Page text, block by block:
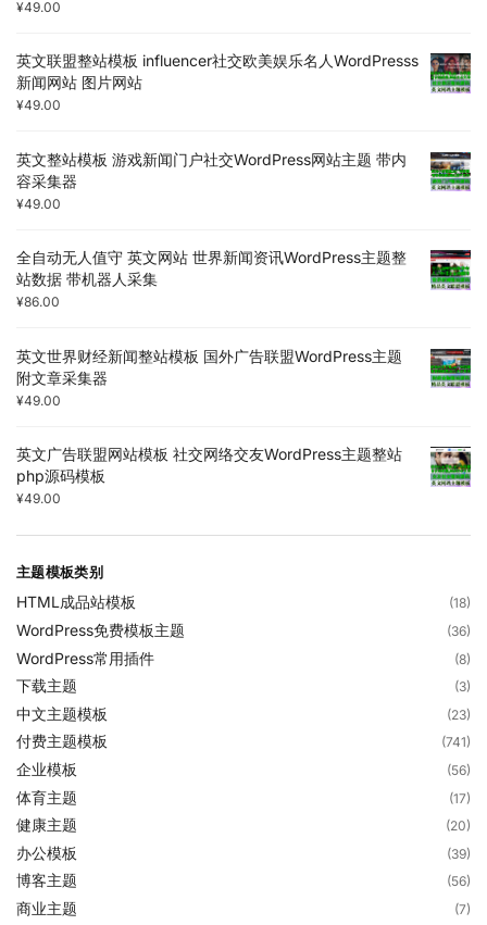
¥49.00
英文联盟整站模板 influencer社交欧美娱乐名人WordPresss
新闻网站 图片网站
¥49.00
英文整站模板 游戏新闻门户社交WordPress网站主题 带内
容采集器
¥49.00
全自动无人值守 英文网站 世界新闻资讯WordPress主题整
站数据 带机器人采集
¥86.00
英文世界财经新闻整站模板 国外广告联盟WordPress主题
附文章采集器
¥49.00
英文广告联盟网站模板 社交网络交友WordPress主题整站
php源码模板
¥49.00
主题模板类别
HTML成品站模板 (18)
WordPress免费模板主题 (36)
WordPress常用插件 (8)
下载主题 (3)
中文主题模板 (23)
付费主题模板 (741)
企业模板 (56)
体育主题 (17)
健康主题 (20)
办公模板 (39)
博客主题 (56)
商业主题 (7)